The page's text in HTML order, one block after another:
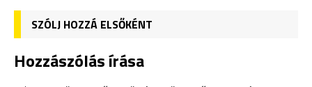
SZÓLJ HOZZÁ ELSŐKÉNT
Hozzászólás írása